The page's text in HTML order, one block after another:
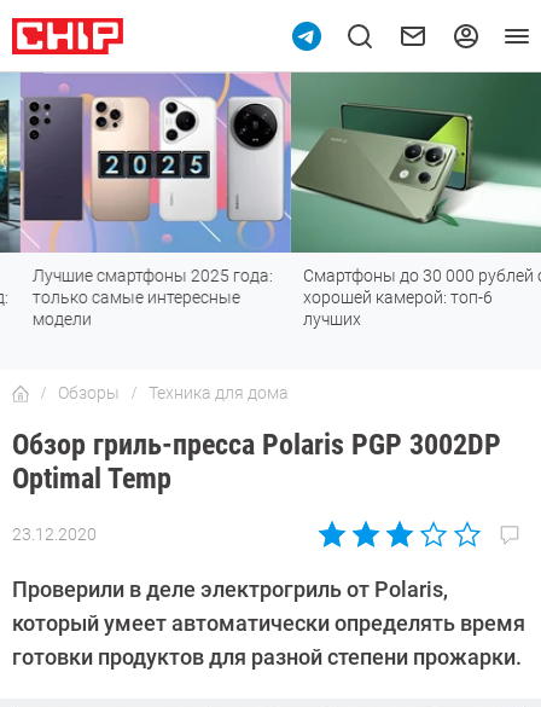
Лучшие смартфоны 2025 года:
только самые интересные
модели
Смартфоны до 30 000 рублей с
хорошей камерой: топ-6
лучших
Обзоры Техника для дома
Обзор гриль-пресса Polaris PGP 3002DP
Optimal Temp
23.12.2020
Автор:
Проверили в деле электрогриль от Polaris,
который умеет автоматически определять время
готовки продуктов для разной степени прожарки.